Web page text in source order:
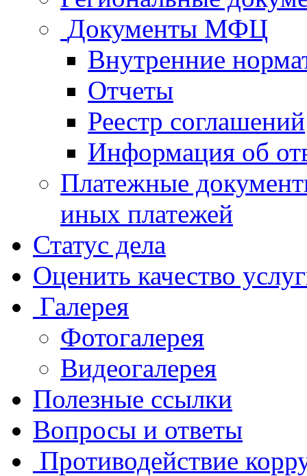
Документы МФЦ
Внутренние
Отчеты
Реестр соглашений
Информация об
Платежные
иных платежей
Статус дела
Оценить качество
Галерея
Фотогалерея
Видеогалерея
Полезные ссылки
Вопросы и ответы
Противодействие